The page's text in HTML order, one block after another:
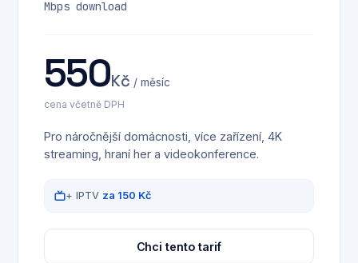
Mbps download
550Kč / měsíc
cena včetně DPH
Pro náročnější domácnosti, více zařízení, 4K
streaming, hraní her a videokonference.
+ IPTV za 150 Kč
Chci tento tarif